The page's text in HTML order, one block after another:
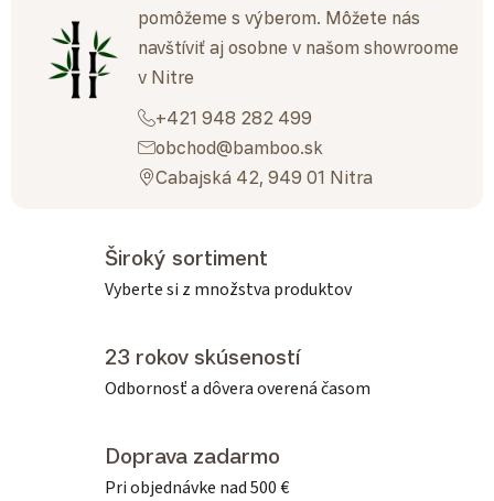
pomôžeme s výberom. Môžete nás
navštíviť aj osobne v našom showroome
v Nitre
+421 948 282 499
obchod@bamboo.sk
Cabajská 42, 949 01 Nitra
Široký sortiment
Vyberte si z množstva produktov
23 rokov skúseností
Odbornosť a dôvera overená časom
Doprava zadarmo
Pri objednávke nad 500 €